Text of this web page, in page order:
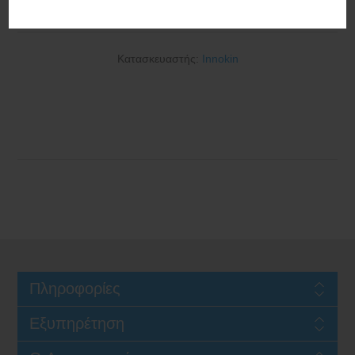
Κατασκευαστής: Innokin
Πληροφορίες
Εξυπηρέτηση